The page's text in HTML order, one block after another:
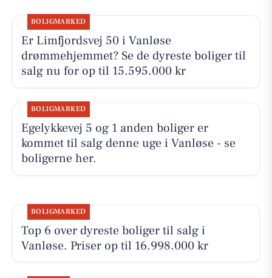
BOLIGMARKED
Er Limfjordsvej 50 i Vanløse
drømmehjemmet? Se de dyreste boliger til
salg nu for op til 15.595.000 kr
BOLIGMARKED
Egelykkevej 5 og 1 anden boliger er
kommet til salg denne uge i Vanløse - se
boligerne her.
BOLIGMARKED
Top 6 over dyreste boliger til salg i
Vanløse. Priser op til 16.998.000 kr